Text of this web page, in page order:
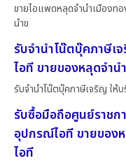
ขายไอแพดหลุดจำนำเมืองท
นำข
รับจำนำโน๊ตบุ๊คภาษีเ
ไอที ขายของหลุดจำ
รับจำนำโน๊ตบุ๊คภาษีเจริญ ให้
รับซื้อมือถือศูนย์ราชก
อุปกรณ์ไอที ขายของ
ไอที